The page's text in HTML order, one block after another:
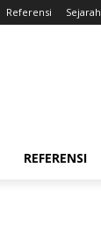
Referensi Sejarah
REFERENSI